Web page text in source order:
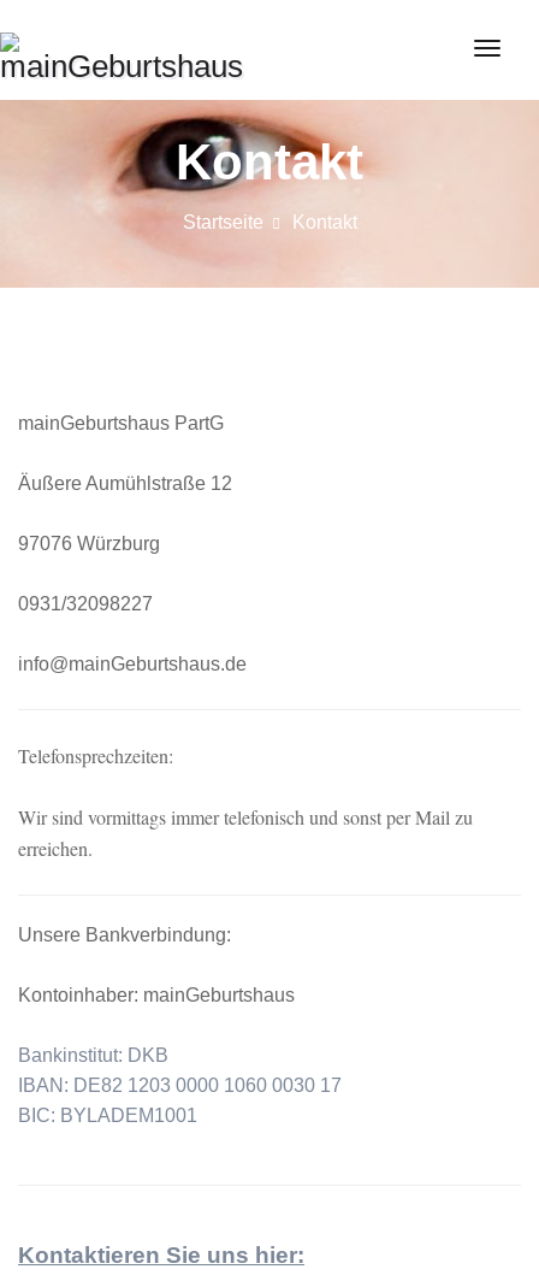
to
content
Kontakt
Startseite Kontakt
mainGeburtshaus PartG
Äußere Aumühlstraße 12
97076 Würzburg
0931/32098227
info@mainGeburtshaus.de
Telefonsprechzeiten:
Wir sind vormittags immer telefonisch und sonst per Mail zu
erreichen.
Unsere Bankverbindung:
Kontoinhaber: mainGeburtshaus
Bankinstitut: DKB
IBAN: DE82 1203 0000 1060 0030 17
BIC: BYLADEM1001
Kontaktieren Sie uns hier: